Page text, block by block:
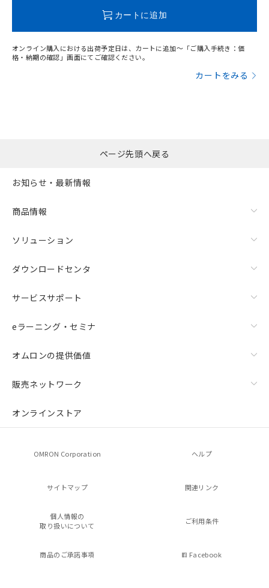
カートに追加
オンライン購入における出荷予定日は、カートに追加～「ご購入手続き：価
格・納期の確認」画面にてご確認ください。
カートをみる
ページ先頭へ戻る
お知らせ・最新情報
商品情報
ソリューション
ダウンロードセンタ
サービスサポート
eラーニング・セミナ
オムロンの提供価値
販売ネットワーク
オンラインストア
OMRON Corporation ヘルプ
サイトマップ 関連リンク
個人情報の
取り扱いについて
ご利用条件
商品のご承諾事項 Facebook